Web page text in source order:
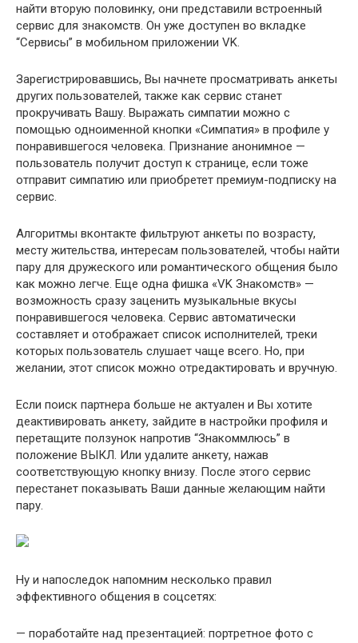
найти вторую половинку, они представили встроенный
сервис для знакомств. Он уже доступен во вкладке
“Сервисы” в мобильном приложении VK.
Зарегистрировавшись, Вы начнете просматривать анкеты
других пользователей, также как сервис станет
прокручивать Вашу. Выражать симпатии можно с
помощью одноименной кнопки «Симпатия» в профиле у
понравившегося человека. Признание анонимное —
пользователь получит доступ к странице, если тоже
отправит симпатию или приобретет премиум-подписку на
сервис.
Алгоритмы вконтакте фильтруют анкеты по возрасту,
месту жительства, интересам пользователей, чтобы найти
пару для дружеского или романтического общения было
как можно легче. Еще одна фишка «VK Знакомств» —
возможность сразу заценить музыкальные вкусы
понравившегося человека. Сервис автоматически
составляет и отображает список исполнителей, треки
которых пользователь слушает чаще всего. Но, при
желании, этот список можно отредактировать и вручную.
Если поиск партнера больше не актуален и Вы хотите
деактивировать анкету, зайдите в настройки профиля и
перетащите ползунок напротив “Знакоммлюсь” в
положение ВЫКЛ. Или удалите анкету, нажав
соответствующую кнопку внизу. После этого сервис
перестанет показывать Ваши данные желающим найти
пару.
Ну и напоследок напомним несколько правил
эффективного общения в соцсетях:
— поработайте над презентацией: портретное фото с